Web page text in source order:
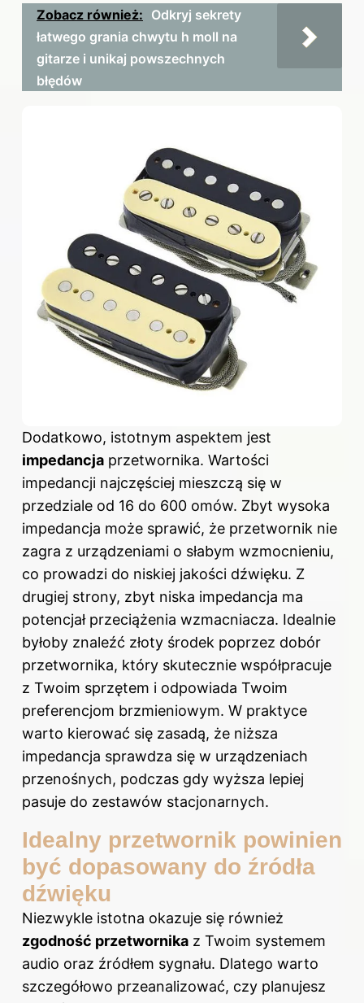
Zobacz również: Odkryj sekrety
łatwego grania chwytu h moll na
gitarze i unikaj powszechnych
błędów
Dodatkowo, istotnym aspektem jest
impedancja przetwornika. Wartości
impedancji najczęściej mieszczą się w
przedziale od 16 do 600 omów. Zbyt wysoka
impedancja może sprawić, że przetwornik nie
zagra z urządzeniami o słabym wzmocnieniu,
co prowadzi do niskiej jakości dźwięku. Z
drugiej strony, zbyt niska impedancja ma
potencjał przeciążenia wzmacniacza. Idealnie
byłoby znaleźć złoty środek poprzez dobór
przetwornika, który skutecznie współpracuje
z Twoim sprzętem i odpowiada Twoim
preferencjom brzmieniowym. W praktyce
warto kierować się zasadą, że niższa
impedancja sprawdza się w urządzeniach
przenośnych, podczas gdy wyższa lepiej
pasuje do zestawów stacjonarnych.
Idealny przetwornik powinien
być dopasowany do źródła
dźwięku
Niezwykle istotna okazuje się również
zgodność przetwornika z Twoim systemem
audio oraz źródłem sygnału. Dlatego warto
szczegółowo przeanalizować, czy planujesz